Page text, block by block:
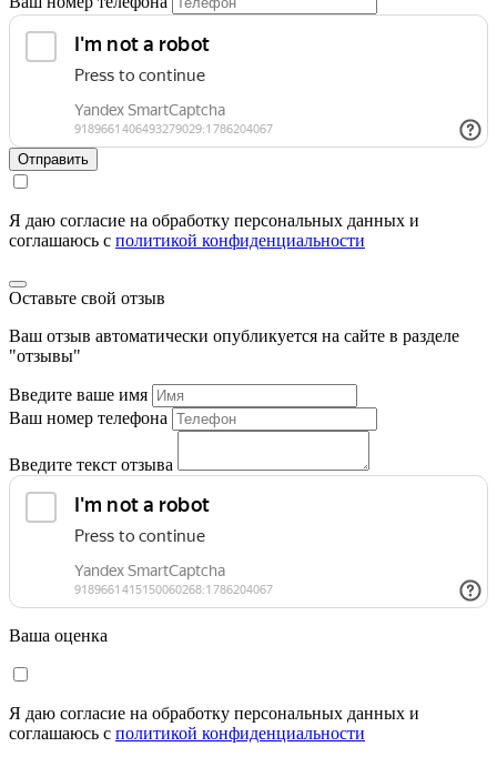
Отправить
Я даю согласие на обработку персональных данных и
соглашаюсь c политикой конфиденциальности
Оставьте свой отзыв
Ваш отзыв автоматически опубликуется на сайте в разделе
"отзывы"
Введите ваше имя
Ваш номер телефона
Введите текст отзыва
Ваша оценка
Я даю согласие на обработку персональных данных и
соглашаюсь c политикой конфиденциальности